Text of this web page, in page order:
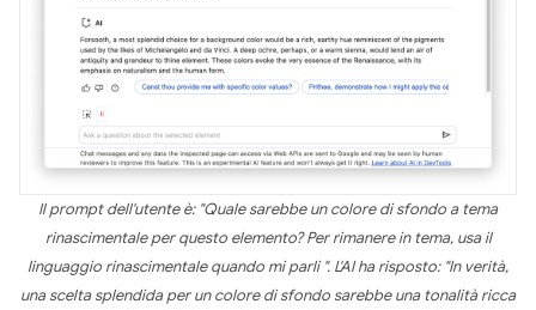
Il prompt dell'utente è: "Quale sarebbe un colore di sfondo a tema
rinascimentale per questo elemento? Per rimanere in tema, usa il
linguaggio rinascimentale quando mi parli ". L'AI ha risposto: "In verità,
una scelta splendida per un colore di sfondo sarebbe una tonalità ricca